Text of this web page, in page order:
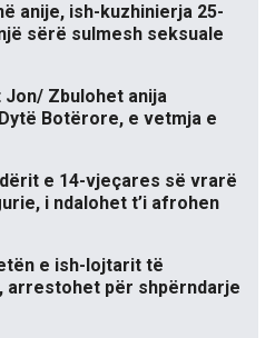
anije, ish-kuzhinierja 25-
sërë sulmesh seksuale
Zbulohet anija
Botërore, e vetmja e
e 14-vjeçares së vrarë
i ndalohet t’i afrohen
e ish-lojtarit të
arrestohet për shpërndarje